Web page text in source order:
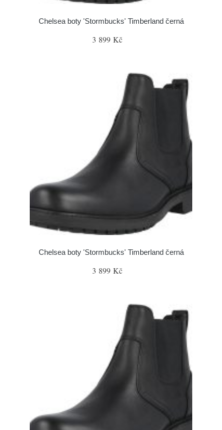
Chelsea boty 'Stormbucks' Timberland černá
3 899 Kč
Chelsea boty 'Stormbucks' Timberland černá
3 899 Kč